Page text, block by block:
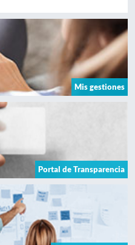
Mis gestiones
Portal de Transparencia